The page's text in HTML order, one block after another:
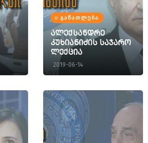
ᲒᲐᲜᲐᲗᲚᲔᲑᲐ
ალექსანდრე
კუხიანიძის საჯარო
ლექცია
2019-06-14